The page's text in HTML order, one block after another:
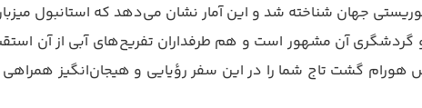
گردشگری آن مشهور است و هم طرفداران تفریح‌های آبی از آن